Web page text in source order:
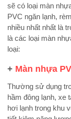
sẽ có loại màn
PVC ngăn lạnh,
nhiều nhất nhất là
là các loại màn
loại:
+ Màn nhựa
Thường sử dụng
hầm đông lạnh, xe
hơi lạnh trong khu